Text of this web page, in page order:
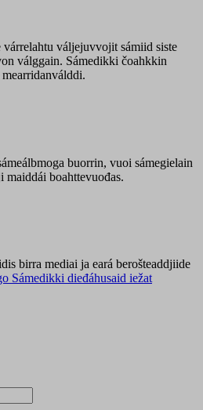
váljejuvvojit sámiid siste
válggain. Sámedikki čoahkkin
buorrin, vuoi sámegielain
boahttevuođas.
birra mediai ja eará berošteaddjiide
Sámedikki dieđáhusaid iežat